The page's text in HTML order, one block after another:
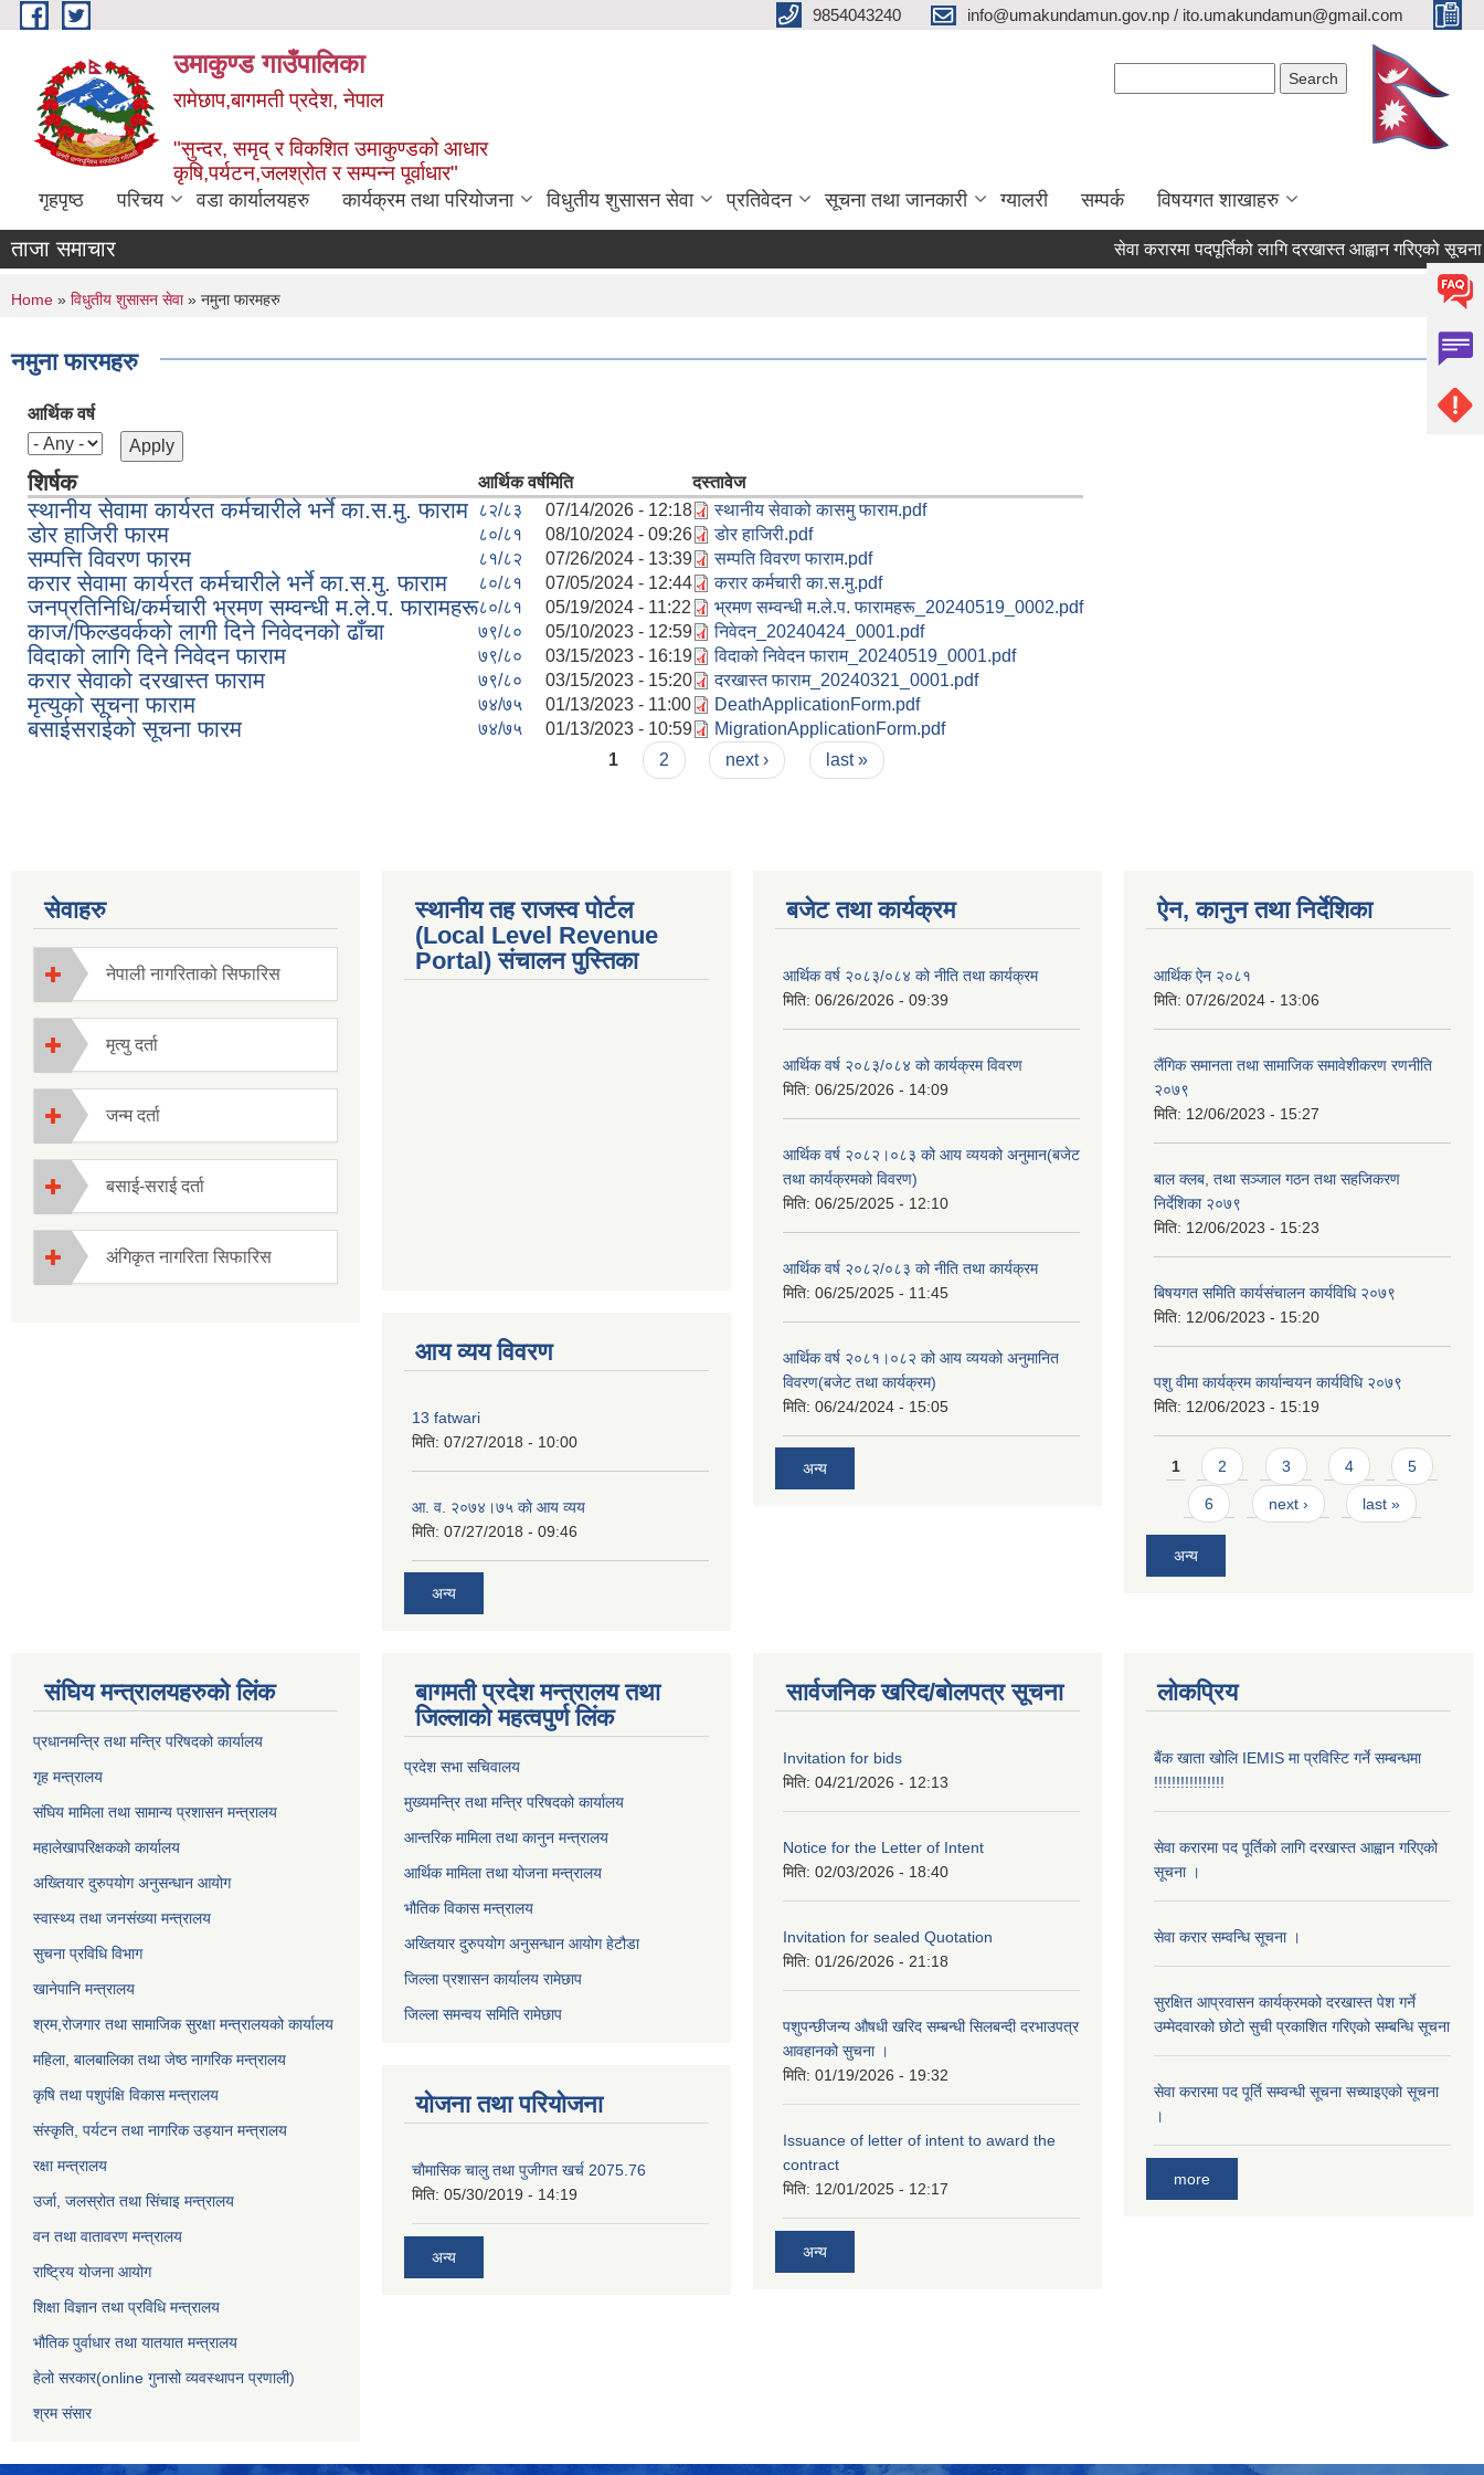
Skip to main content 9854043240 info@umakundamun.gov.np / ito.umakundamun@gmail.com
उमाकुण्ड गाउँपालिका
रामेछाप,बागमती प्रदेश, नेपाल
"सुन्दर, समृद् र विकशित उमाकुण्डको आधार
कृषि,पर्यटन,जलश्रोत र सम्पन्न पूर्वाधार"
गृहपृष्ठ परिचय वडा कार्यालयहरु कार्यक्रम तथा परियोजना विधुतीय शुसासन सेवा प्रतिवेदन सूचना तथा जानकारी ग्यालरी सम्पर्क विषयगत शाखाहरु
ताजा समाचार सेवा करारमा पदपूर्तिको लागि दरखास्त आह्वान गरिएको सूचना ।
You are here
Home » विधुतीय शुसासन सेवा» नमुना फारमहरु
नमुना फारमहरु
आर्थिक वर्ष
शिर्षक आर्थिक वर्षमिति दस्तावेज
स्थानीय सेवामा कार्यरत कर्मचारीले भर्ने का.स.मु. फाराम ८२/८३ 07/14/2026 - 12:18 स्थानीय सेवाको कासमु फाराम.pdf
डोर हाजिरी फारम ८०/८१ 08/10/2024 - 09:26 डोर हाजिरी.pdf
सम्पत्ति विवरण फारम ८१/८२ 07/26/2024 - 13:39 सम्पति विवरण फाराम.pdf
करार सेवामा कार्यरत कर्मचारीले भर्ने का.स.मु. फाराम ८०/८१ 07/05/2024 - 12:44 करार कर्मचारी का.स.मु.pdf
जनप्रतिनिधि/कर्मचारी भ्रमण सम्वन्धी म.ले.प. फारामहरू८०/८१ 05/19/2024 - 11:22 भ्रमण सम्वन्धी म.ले.प. फारामहरू_20240519_0002.pdf
काज/फिल्डवर्कको लागी दिने निवेदनको ढाँचा ७९/८० 05/10/2023 - 12:59 निवेदन_20240424_0001.pdf
विदाको लागि दिने निवेदन फाराम ७९/८० 03/15/2023 - 16:19 विदाको निवेदन फाराम_20240519_0001.pdf
करार सेवाको दरखास्त फाराम ७९/८० 03/15/2023 - 15:20 दरखास्त फाराम_20240321_0001.pdf
मृत्युको सूचना फाराम ७४/७५ 01/13/2023 - 11:00 DeathApplicationForm.pdf
बसाईसराईको सूचना फारम ७४/७५ 01/13/2023 - 10:59 MigrationApplicationForm.pdf
1 2 next › last »
सेवाहरु
नेपाली नागरिताको सिफारिस
मृत्यु दर्ता
जन्म दर्ता
बसाई-सराई दर्ता
अंगिकृत नागरिता सिफारिस
स्थानीय तह राजस्व पोर्टल
(Local Level Revenue
Portal) संचालन पुस्तिका
आय व्यय विवरण
13 fatwari
मिति: 07/27/2018 - 10:00
आ‍. व. २०७४।७५ काे आय व्यय
मिति: 07/27/2018 - 09:46
अन्य
बजेट तथा कार्यक्रम
आर्थिक वर्ष २०८३/०८४ को नीति तथा कार्यक्रम
मिति: 06/26/2026 - 09:39
आर्थिक वर्ष २०८३/०८४ को कार्यक्रम विवरण
मिति: 06/25/2026 - 14:09
आर्थिक वर्ष २०८२।०८३ को आय व्ययको अनुमान(बजेट
तथा कार्यक्रमको विवरण)
मिति: 06/25/2025 - 12:10
आर्थिक वर्ष २०८२/०८३ को नीति तथा कार्यक्रम
मिति: 06/25/2025 - 11:45
आर्थिक वर्ष २०८१।०८२ को आय व्ययको अनुमानित
विवरण(बजेट तथा कार्यक्रम)
मिति: 06/24/2024 - 15:05
अन्य
ऐन, कानुन तथा निर्देशिका
आर्थिक ऐन २०८१
मिति: 07/26/2024 - 13:06
लैंगिक समानता तथा सामाजिक समावेशीकरण रणनीति
२०७९
मिति: 12/06/2023 - 15:27
बाल क्लब, तथा सञ्जाल गठन तथा सहजिकरण
निर्देशिका २०७९
मिति: 12/06/2023 - 15:23
बिषयगत समिति कार्यसंचालन कार्यविधि २०७९
मिति: 12/06/2023 - 15:20
पशु वीमा कार्यक्रम कार्यान्वयन कार्यविधि २०७९
मिति: 12/06/2023 - 15:19
Pages
1 2 3 4 5
6 next › last »
अन्य
संघिय मन्त्र‍ालयहरुको लिंक
प्रधानमन्त्रि तथा मन्त्रि परिषदको कार्यालय
गृह मन्त्रालय
संघिय मामिला तथा सामान्य प्रशासन मन्त्रालय
महालेखापरिक्षकको कार्यालय
अख्तियार दुरुपयोग अनुसन्धान आयोग
स्वास्थ्य तथा जनसंख्या मन्त्रालय
सुचना प्रविधि विभाग
खानेपानि मन्त्रालय
श्रम,रोजगार तथा सामाजिक सुरक्षा मन्त्रालयको कार्यालय
महिला, बालबालिका तथा जेष्ठ नागरिक मन्त्रालय
कृषि तथा पशुपंक्षि विकास मन्त्रालय
संस्कृति, पर्यटन तथा नागरिक उड्‍यान मन्त्रालय
रक्षा मन्त्रालय
उर्जा, जलस्रोत तथा सिंचाइ मन्त्रालय
वन तथा वातावरण मन्त्रालय
राष्ट्रिय योजना आयोग
शिक्षा विज्ञान तथा प्रविधि मन्त्रालय
भौतिक पुर्वाधार तथा यातयात मन्त्रालय
हेलो सरकार(online गुनासो व्यवस्थापन प्रणाली)
श्रम संसार
बागमती प्रदेश मन्त्रालय तथा
जिल्लाको महत्वपुर्ण लिंक
प्रदेश सभा सचिवालय
मुख्यमन्त्रि तथा मन्त्रि परिषदको कार्यालय
आन्तरिक मामिला तथा कानुन मन्त्रालय
आर्थिक मामिला तथा योजना मन्त्रालय
भौतिक विकास मन्त्रालय
अख्तियार दुरुपयोग अनुसन्धान आयोग हेटौडा
जिल्ला प्रशासन कार्यालय रामेछाप
जिल्ला समन्वय समिति रामेछाप
योजना तथा परियोजना
चाैमासिक चालु तथा पुजीगत खर्च 2075.76
मिति: 05/30/2019 - 14:19
अन्य
सार्वजनिक खरिद/बोलपत्र सूचना
Invitation for bids
मिति: 04/21/2026 - 12:13
Notice for the Letter of Intent
मिति: 02/03/2026 - 18:40
Invitation for sealed Quotation
मिति: 01/26/2026 - 21:18
पशुपन्छीजन्य औषधी खरिद सम्बन्धी सिलबन्दी दरभाउपत्र
आवहानको सुचना ।
मिति: 01/19/2026 - 19:32
Issuance of letter of intent to award the
contract
मिति: 12/01/2025 - 12:17
अन्य
लोकप्रिय
बैंक खाता खोलि IEMIS मा प्रविस्टि गर्ने सम्बन्धमा
!!!!!!!!!!!!!!!!
सेवा करारमा पद पूर्तिको लागि दरखास्त आह्वान गरिएको
सूचना ।
सेवा करार सम्वन्धि सूचना ।
सुरक्षित आप्रवासन कार्यक्रमको दरखास्त पेश गर्ने
उम्मेदवारको छोटो सुची प्रकाशित गरिएको सम्बन्धि सूचना
सेवा करारमा पद पूर्ति सम्वन्धी सूचना सच्याइएको सूचना
।
more